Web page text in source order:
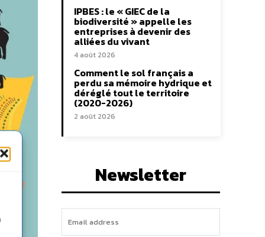
IPBES : le « GIEC de la
biodiversité » appelle les
entreprises à devenir des
alliées du vivant
4 août 2026
Comment le sol français a
perdu sa mémoire hydrique et
déréglé tout le territoire
(2020-2026)
2 août 2026
Newsletter